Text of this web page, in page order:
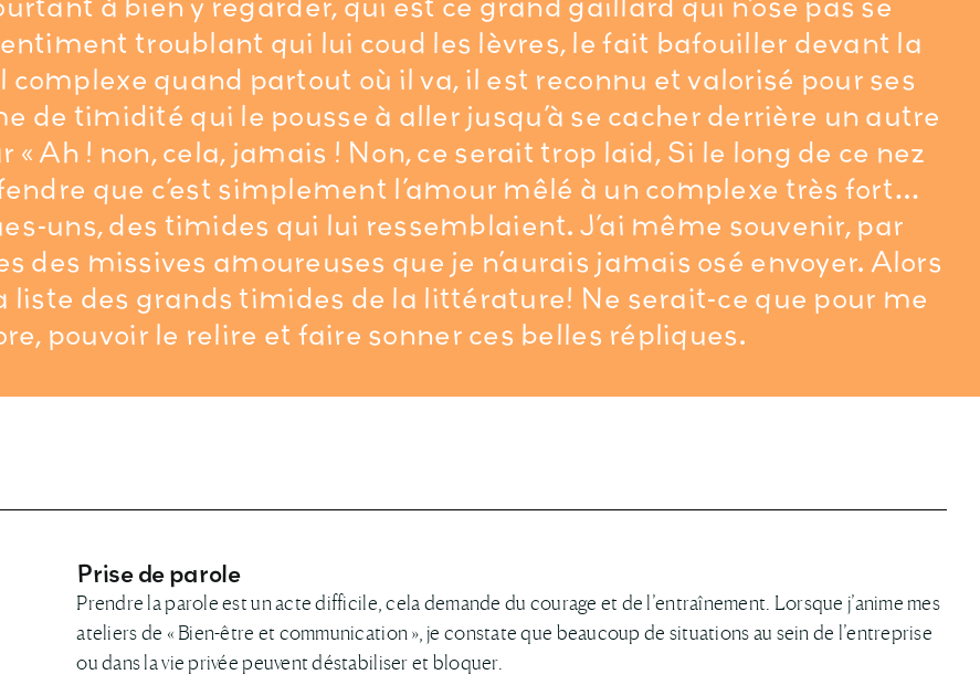
troublant qui lui coud les lèvres, le fait bafouiller devant la
quand partout où il va, il est reconnu et valorisé pour ses
de timidité qui le pousse à aller jusqu’à se cacher derrière un autre
Ah ! non, cela, jamais ! Non, ce serait trop laid, Si le long de ce nez
que c’est simplement l’amour mêlé à un complexe très fort…
uns, des timides qui lui ressemblaient. J’ai même souvenir, par
des missives amoureuses que je n’aurais jamais osé envoyer. Alors
liste des grands timides de la littérature! Ne serait-ce que pour me
pouvoir le relire et faire sonner ces belles répliques.
Prise de parole
Prendre la parole est un acte difficile, cela demande du courage et de l’entraînement. Lorsque j’anime mes
ateliers de « Bien-être et communication », je constate que beaucoup de situations au sein de l’entreprise
ou dans la vie privée peuvent déstabiliser et bloquer.